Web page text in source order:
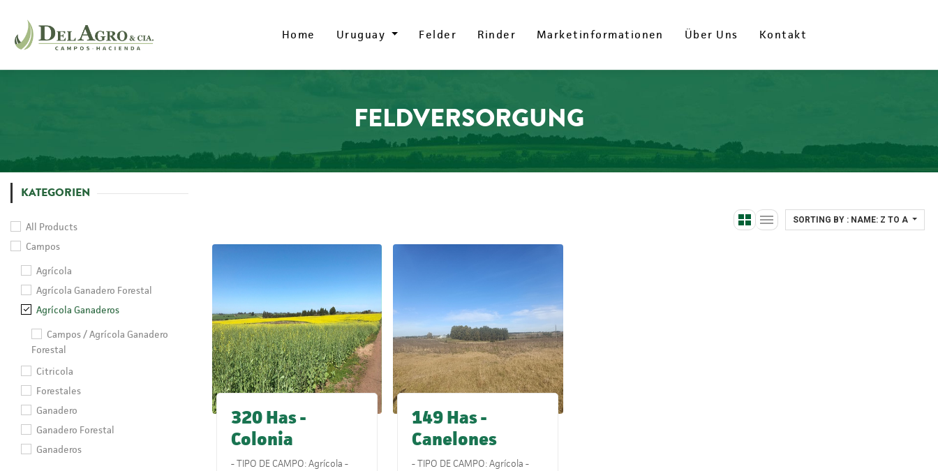
Home Uruguay Felder Rinder Marketinformationen Über Uns Kontakt
Home Uruguay Felder Rinder Marketinformationen Über Uns Kontakt
FELDVERSORGUNG
KATEGORIEN
All Products
Campos
Agrícola
Agrícola Ganadero Forestal
Agrícola Ganaderos
Campos / Agrícola Ganadero
Forestal
Citricola
Forestales
Ganadero
Ganadero Forestal
Ganaderos
SORTING BY : NAME: Z TO A
320 Has -
Colonia
- TIPO DE CAMPO: Agrícola -
149 Has -
Canelones
- TIPO DE CAMPO: Agrícola -